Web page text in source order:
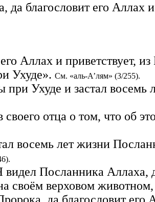
благословит его Аллах и
Аллах и приветствует,
Ухуде». См. «аль-А’лям» (3/255).
Ухуде и застал восемь
отца о том, что об
восемь лет жизни
Посланника Аллаха,
своём верховом